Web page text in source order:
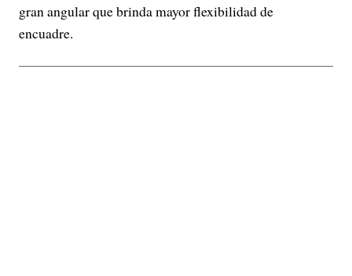
gran angular que brinda mayor flexibilidad de
encuadre.